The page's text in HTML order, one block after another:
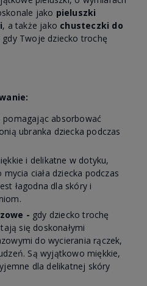
jako pieluszki
, a także jako chusteczki do
gdy Twoje dziecko trochę
pomagając absorbować
ubranka dziecka podczas
i delikatne w dotyku,
ciała dziecka podczas
łagodna dla skóry i
- gdy dziecko trochę
się doskonałymi
do wycierania rączek,
Są wyjątkowo miękkie,
dla delikatnej skóry